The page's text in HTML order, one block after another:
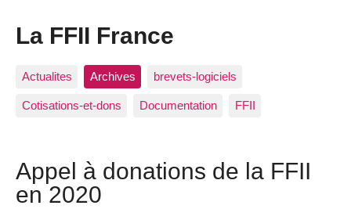
La FFII France
Actualites Archives brevets-logiciels
Cotisations-et-dons Documentation FFII
Appel à donations de la FFII
en 2020